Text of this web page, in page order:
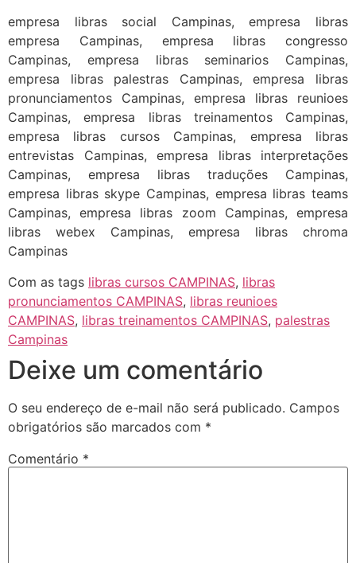
empresa libras social Campinas, empresa libras
empresa Campinas, empresa libras congresso
Campinas, empresa libras seminarios Campinas,
empresa libras palestras Campinas, empresa libras
pronunciamentos Campinas, empresa libras reunioes
Campinas, empresa libras treinamentos Campinas,
empresa libras cursos Campinas, empresa libras
entrevistas Campinas, empresa libras interpretações
Campinas, empresa libras traduções Campinas,
empresa libras skype Campinas, empresa libras teams
Campinas, empresa libras zoom Campinas, empresa
libras webex Campinas, empresa libras chroma
Campinas
Com as tags libras cursos CAMPINAS, libras
pronunciamentos CAMPINAS, libras reunioes
CAMPINAS, libras treinamentos CAMPINAS, palestras
Campinas
Deixe um comentário
O seu endereço de e-mail não será publicado. Campos
obrigatórios são marcados com *
Comentário *